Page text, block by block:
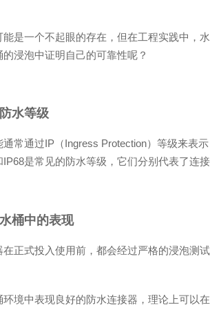
是一个不起眼的存在，但在工程实践中，
浸泡中证明自己的可靠性呢？
水等级
常通过IP（Ingress Protection）等级来表
是常见的防水等级，它们分别代表了连
桶中的表现
正式投入使用前，都会经过严格的浸泡测
境中表现良好的防水连接器，理论上可以